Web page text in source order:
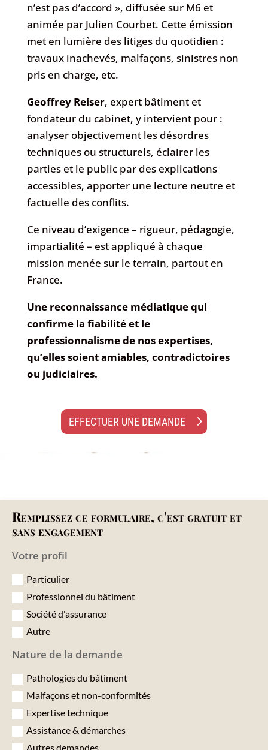
n’est pas d’accord », diffusée sur M6 et
animée par Julien Courbet. Cette émission
met en lumière des litiges du quotidien :
travaux inachevés, malfaçons, sinistres non
pris en charge, etc.
Geoffrey Reiser, expert bâtiment et
fondateur du cabinet, y intervient pour :
analyser objectivement les désordres
techniques ou structurels, éclairer les
parties et le public par des explications
accessibles, apporter une lecture neutre et
factuelle des conflits.
Ce niveau d’exigence – rigueur, pédagogie,
impartialité – est appliqué à chaque
mission menée sur le terrain, partout en
France.
Une reconnaissance médiatique qui
confirme la fiabilité et le
professionnalisme de nos expertises,
qu’elles soient amiables, contradictoires
ou judiciaires.
EFFECTUER UNE DEMANDE
Remplissez ce formulaire, c'est gratuit et
sans engagement
Votre profil
Particulier
Professionnel du bâtiment
Société d'assurance
Autre
Nature de la demande
Pathologies du bâtiment
Malfaçons et non-conformités
Expertise technique
Assistance & démarches
Autres demandes